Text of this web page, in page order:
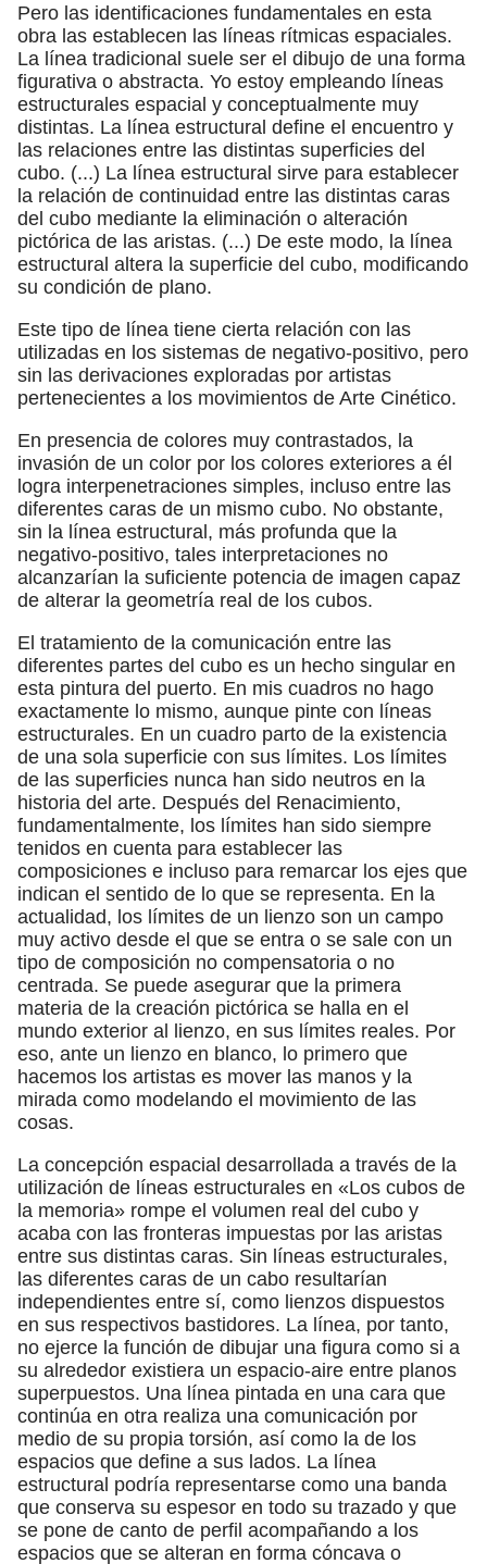
Pero las identificaciones fundamentales en esta
obra las establecen las líneas rítmicas espaciales.
La línea tradicional suele ser el dibujo de una forma
figurativa o abstracta. Yo estoy empleando líneas
estructurales espacial y conceptualmente muy
distintas. La línea estructural define el encuentro y
las relaciones entre las distintas superficies del
cubo. (...) La línea estructural sirve para establecer
la relación de continuidad entre las distintas caras
del cubo mediante la eliminación o alteración
pictórica de las aristas. (...) De este modo, la línea
estructural altera la superficie del cubo, modificando
su condición de plano.
Este tipo de línea tiene cierta relación con las
utilizadas en los sistemas de negativo-positivo, pero
sin las derivaciones exploradas por artistas
pertenecientes a los movimientos de Arte Cinético.
En presencia de colores muy contrastados, la
invasión de un color por los colores exteriores a él
logra interpenetraciones simples, incluso entre las
diferentes caras de un mismo cubo. No obstante,
sin la línea estructural, más profunda que la
negativo-positivo, tales interpretaciones no
alcanzarían la suficiente potencia de imagen capaz
de alterar la geometría real de los cubos.
El tratamiento de la comunicación entre las
diferentes partes del cubo es un hecho singular en
esta pintura del puerto. En mis cuadros no hago
exactamente lo mismo, aunque pinte con líneas
estructurales. En un cuadro parto de la existencia
de una sola superficie con sus límites. Los límites
de las superficies nunca han sido neutros en la
historia del arte. Después del Renacimiento,
fundamentalmente, los límites han sido siempre
tenidos en cuenta para establecer las
composiciones e incluso para remarcar los ejes que
indican el sentido de lo que se representa. En la
actualidad, los límites de un lienzo son un campo
muy activo desde el que se entra o se sale con un
tipo de composición no compensatoria o no
centrada. Se puede asegurar que la primera
materia de la creación pictórica se halla en el
mundo exterior al lienzo, en sus límites reales. Por
eso, ante un lienzo en blanco, lo primero que
hacemos los artistas es mover las manos y la
mirada como modelando el movimiento de las
cosas.
La concepción espacial desarrollada a través de la
utilización de líneas estructurales en «Los cubos de
la memoria» rompe el volumen real del cubo y
acaba con las fronteras impuestas por las aristas
entre sus distintas caras. Sin líneas estructurales,
las diferentes caras de un cabo resultarían
independientes entre sí, como lienzos dispuestos
en sus respectivos bastidores. La línea, por tanto,
no ejerce la función de dibujar una figura como si a
su alrededor existiera un espacio-aire entre planos
superpuestos. Una línea pintada en una cara que
continúa en otra realiza una comunicación por
medio de su propia torsión, así como la de los
espacios que define a sus lados. La línea
estructural podría representarse como una banda
que conserva su espesor en todo su trazado y que
se pone de canto de perfil acompañando a los
espacios que se alteran en forma cóncava o